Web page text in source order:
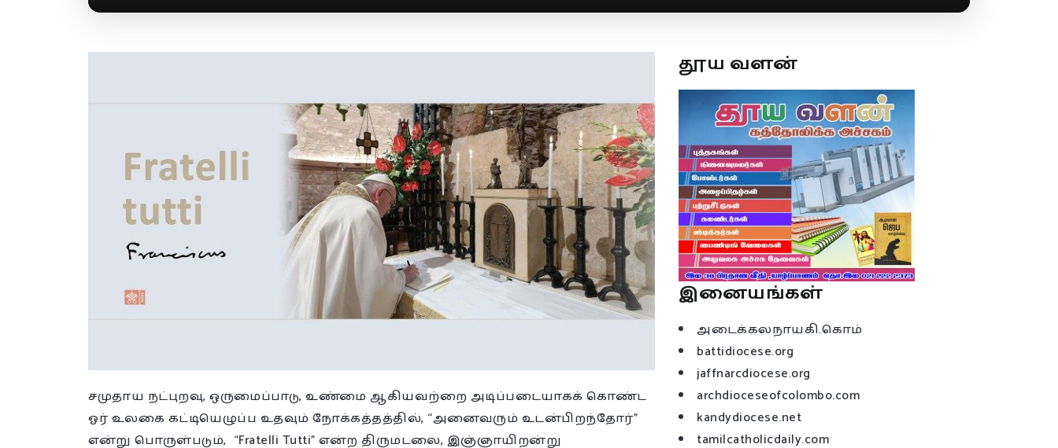
சமுதாய நட்புறவு, ஒருமைப்பாடு, உண்மை ஆகியவற்றை அடிப்படையாகக் கொண்ட
ஓர் உலகை கட்டியெழுப்ப உதவும் நோக்கத்தத்தில், “அனைவரும் உடன்பிறந்தோர்”
என்று பொருள்படும், “Fratelli Tutti” என்ற திருமடலை, இஞ்ஞாயிறன்று
தூய வளன்
இனையங்கள்
அடைக்கலநாயகி.கொம்
battidiocese.org
jaffnarcdiocese.org
archdioceseofcolombo.com
kandydiocese.net
tamilcatholicdaily.com